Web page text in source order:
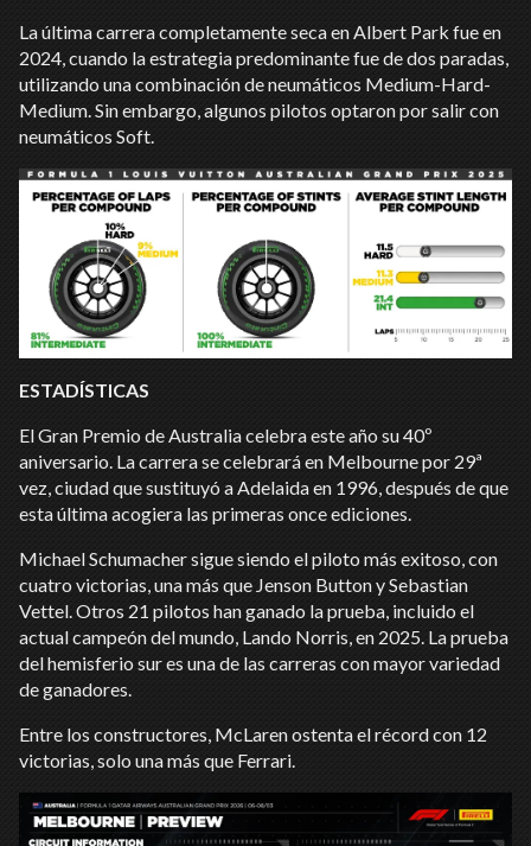
La última carrera completamente seca en Albert Park fue en
2024, cuando la estrategia predominante fue de dos paradas,
utilizando una combinación de neumáticos Medium-Hard-
Medium. Sin embargo, algunos pilotos optaron por salir con
neumáticos Soft.
ESTADÍSTICAS
El Gran Premio de Australia celebra este año su 40º
aniversario. La carrera se celebrará en Melbourne por 29ª
vez, ciudad que sustituyó a Adelaida en 1996, después de que
esta última acogiera las primeras once ediciones.
Michael Schumacher sigue siendo el piloto más exitoso, con
cuatro victorias, una más que Jenson Button y Sebastian
Vettel. Otros 21 pilotos han ganado la prueba, incluido el
actual campeón del mundo, Lando Norris, en 2025. La prueba
del hemisferio sur es una de las carreras con mayor variedad
de ganadores.
Entre los constructores, McLaren ostenta el récord con 12
victorias, solo una más que Ferrari.